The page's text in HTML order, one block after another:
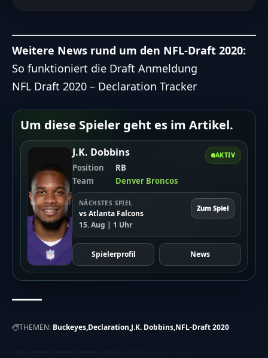
Weitere News rund um den NFL-Draft 2020:
So funktioniert die Draft Anmeldung
NFL Draft 2020 – Declaration Tracker
Um diese Spieler geht es im Artikel.
AKTIV
J.K. Dobbins
Position
RB
Team
Denver Broncos
NÄCHSTES SPIEL
vs Atlanta Falcons
15. Aug | 1 Uhr
Zum Spiel
Spielerprofil News
THEMEN: Buckeyes Declaration J.K. Dobbins NFL-Draft 2020